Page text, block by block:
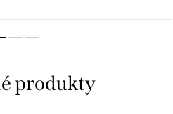
vlasy hydratované bez zaťaženia.